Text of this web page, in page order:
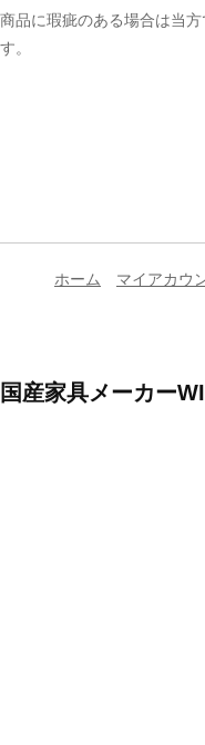
商品に瑕疵のある場合は当方
す。
ホーム マイアカウ
国産家具メーカー